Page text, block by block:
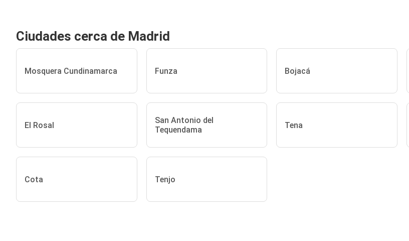
Ciudades cerca de Madrid
Mosquera Cundinamarca Funza Bojacá
El Rosal
San Antonio del
Tequendama
Tena
Cota Tenjo